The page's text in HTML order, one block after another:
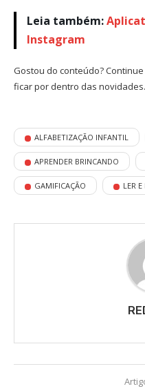
Leia também:
Instagram
Gostou do conteúdo?
ficar por dentro das novidades.
ALFABETIZAÇÃO INFANTIL
APRENDER BRINCANDO
GAMIFICAÇÃO LER E